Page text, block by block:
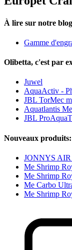
À lire sur notre
Gamme
Olibetta, c'est par
Juwel
AquaActiv -
JBL TorMec
Aquatlantis
JBL
Nouveaux produits:
JONNYS AIR
Me Shrimp
Me Shrimp
Me Carbo
Me Shrimp